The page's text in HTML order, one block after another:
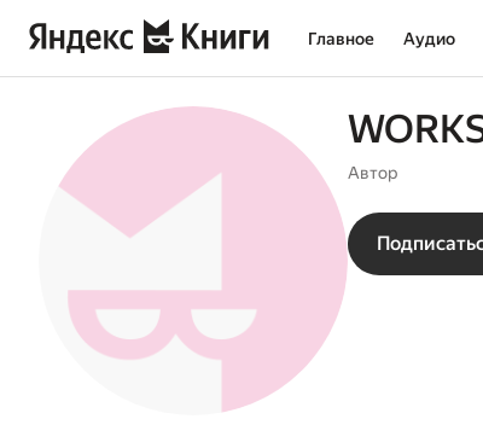
Главное Аудио
Автор